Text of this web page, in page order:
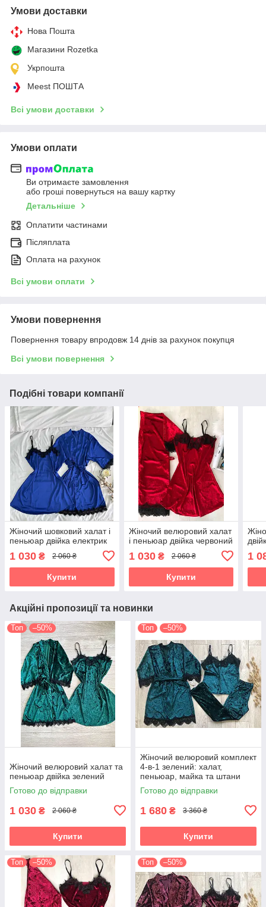
Умови доставки
Нова Пошта
Магазини Rozetka
Укрпошта
Meest ПОШТА
Всі умови доставки
Умови оплати
Ви отримаєте замовлення
або гроші повернуться на вашу картку
Детальніше
Оплатити частинами
Післяплата
Оплата на рахунок
Всі умови оплати
Умови повернення
Повернення товару впродовж 14 днів за рахунок покупця
Всі умови повернення
Подібні товари компанії
Жіночий шовковий халат і
пеньюар двійка електрик
1 030 ₴ 2 060 ₴
Купити
Жіночий велюровий халат
і пеньюар двійка червоний
1 030₴ 2 060 ₴
Купити
1
Акційні пропозиції та новинки
Топ –50%
Жіночий велюровий халат та
пеньюар двійка зелений
Готово до відправки
1 030 ₴ 2 060 ₴
Купити
Топ –50%
Жіночий велюровий комплект
4‑в‑1 зелений: халат,
пеньюар, майка та штани
Готово до відправки
1 680 ₴ 3 360 ₴
Купити
Топ –50% Топ –50%